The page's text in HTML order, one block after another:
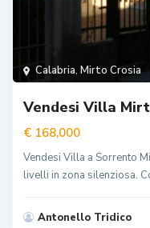
Calabria, Mirto Crosia
Vendesi Villa
€ 168,000
Vendesi Villa a Sorrento
livelli in zona silenziosa.
Antonello Tridico